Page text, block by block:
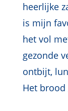
heerlijke
is mijn
het vol
gezonde
ontbijt,
Het brood